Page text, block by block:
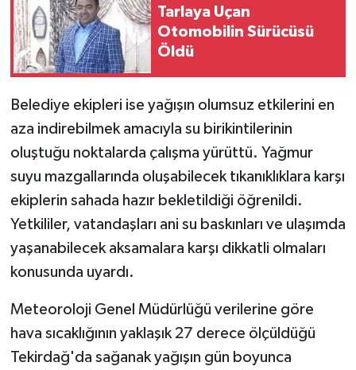
Tarlaya Uçan
Otomobilin Sürücüsü
Öldü
Belediye ekipleri ise yağışın olumsuz etkilerini en
aza indirebilmek amacıyla su birikintilerinin
oluştuğu noktalarda çalışma yürüttü. Yağmur
suyu mazgallarında oluşabilecek tıkanıklıklara karşı
ekiplerin sahada hazır bekletildiği öğrenildi.
Yetkililer, vatandaşları ani su baskınları ve ulaşımda
yaşanabilecek aksamalara karşı dikkatli olmaları
konusunda uyardı.
Meteoroloji Genel Müdürlüğü verilerine göre
hava sıcaklığının yaklaşık 27 derece ölçüldüğü
Tekirdağ'da sağanak yağışın gün boyunca